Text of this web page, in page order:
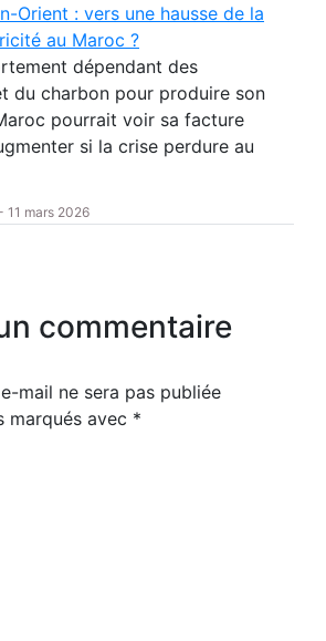
Orient : vers une hausse de la
au Maroc ?
dépendant des
du charbon pour produire son
pourrait voir sa facture
si la crise perdure au
- 11 mars 2026
commentaire
mail ne sera pas publiée
marqués avec *